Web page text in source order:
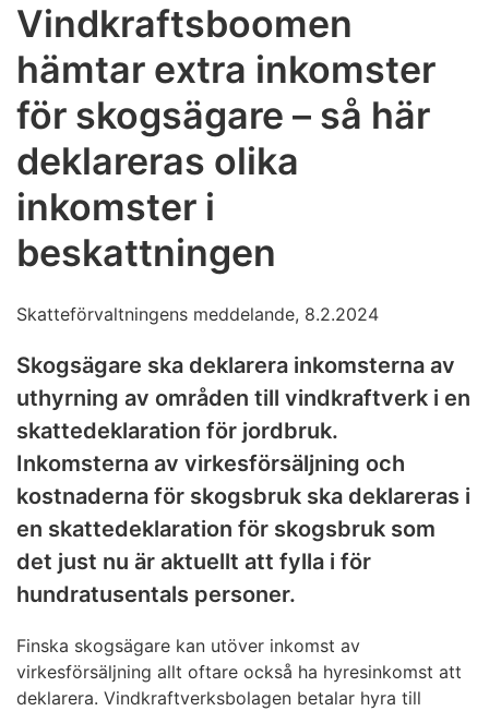
Vindkraftsboomen
hämtar extra inkomster
för skogsägare – så här
deklareras olika
inkomster i
beskattningen
Skatteförvaltningens meddelande, 8.2.2024
Skogsägare ska deklarera inkomsterna av
uthyrning av områden till vindkraftverk i en
skattedeklaration för jordbruk.
Inkomsterna av virkesförsäljning och
kostnaderna för skogsbruk ska deklareras i
en skattedeklaration för skogsbruk som
det just nu är aktuellt att fylla i för
hundratusentals personer.
Finska skogsägare kan utöver inkomst av
virkesförsäljning allt oftare också ha hyresinkomst att
deklarera. Vindkraftverksbolagen betalar hyra till